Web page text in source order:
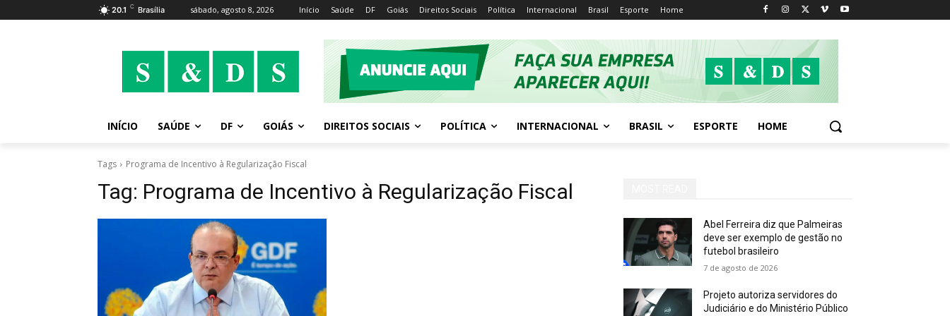
20.1 C Brasília sábado, agosto 8, 2026 Início Saúde DF Goiás Direitos Sociais Política Internacional Brasil Esporte Home
INÍCIO SAÚDE DF GOIÁS DIREITOS SOCIAIS POLÍTICA INTERNACIONAL BRASIL ESPORTE HOME
Tags Programa de Incentivo à Regularização Fiscal
Tag: Programa de Incentivo à Regularização Fiscal
Abel Ferreira diz que Palmeiras
deve ser exemplo de gestão no
futebol brasileiro
7 de agosto de 2026
Projeto autoriza servidores do
Judiciário e do Ministério Público